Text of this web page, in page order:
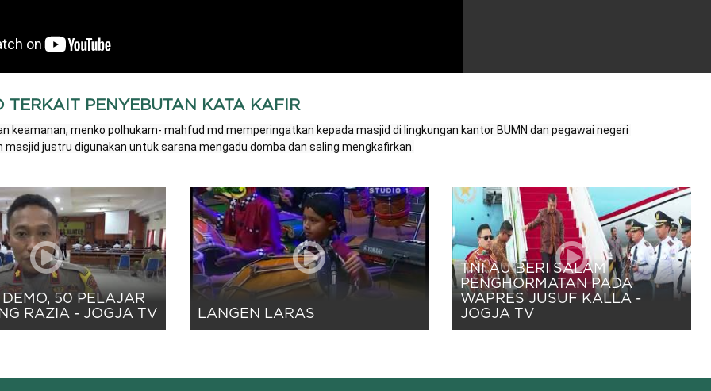
PENYEBUTAN KATA KAFIR
keamanan, menko polhukam- mahfud md memperingatkan kepada masjid di lingkungan kantor BUMN dan pegawai negeri
justru digunakan untuk sarana mengadu domba dan saling mengkafirkan.
50 PELAJAR
RAZIA - JOGJA TV
LANGEN LARAS
TNI AU BERI SALAM
PENGHORMATAN PADA
WAPRES JUSUF KALLA -
JOGJA TV